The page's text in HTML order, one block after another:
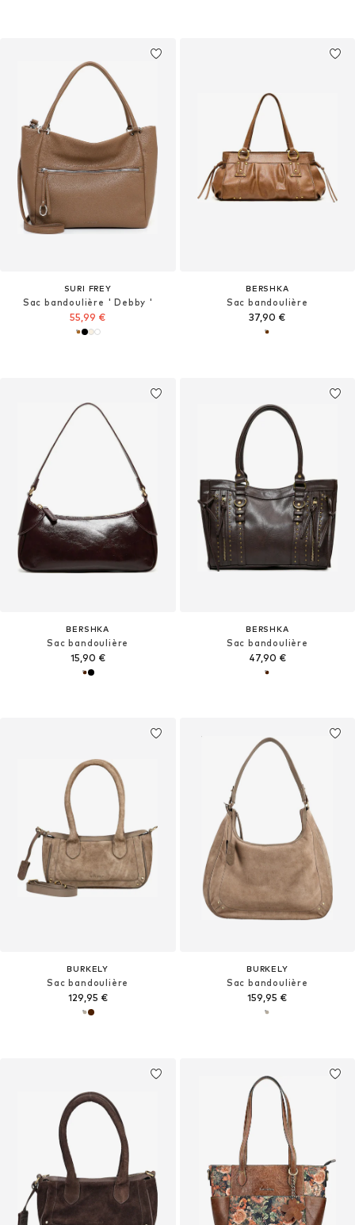
SURI FREY
Sac bandoulière ' Debby '
55,99 €
BERSHKA
Sac bandoulière
37,90 €
BERSHKA
Sac bandoulière
15,90 €
BERSHKA
Sac bandoulière
47,90 €
BURKELY
Sac bandoulière
129,95 €
BURKELY
Sac bandoulière
159,95 €